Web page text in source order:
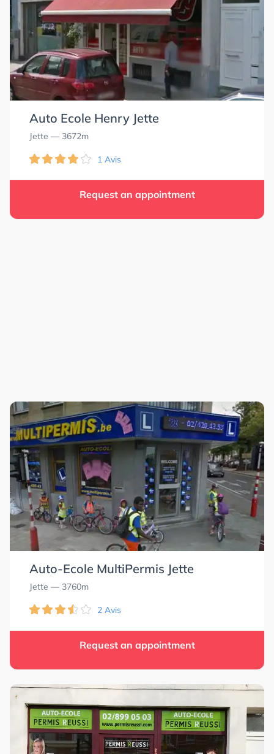
Auto Ecole Henry Jette
Jette — 3672m
1 Avis
Request an appointment
Auto-Ecole MultiPermis Jette
Jette — 3760m
2 Avis
Request an appointment